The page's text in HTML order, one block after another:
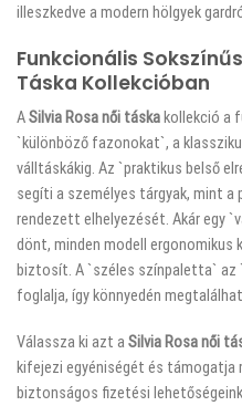
illeszkedve a modern hölgyek
Funkcionális
Táska Kollekcióban
ASilvia Rosa női táskakollekció a
`különböző fazonokat`, a
válltáskákig. Az `praktikus belső
segíti a személyes tárgyak, mint
rendezett elhelyezését. Akár egy
dönt, minden modell ergonomikus
biztosít. A `széles színpaletta` az
foglalja, így könnyedén
Válassza ki azt a Silvia Rosa női
kifejezi egyéniségét és támogatja
biztonságos fizetési